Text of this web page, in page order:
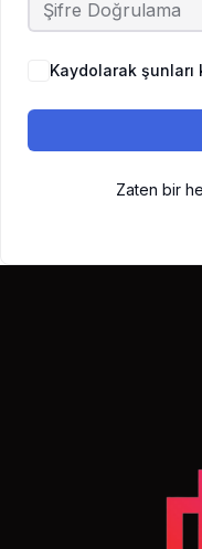
Kaydolarak
Zaten bir